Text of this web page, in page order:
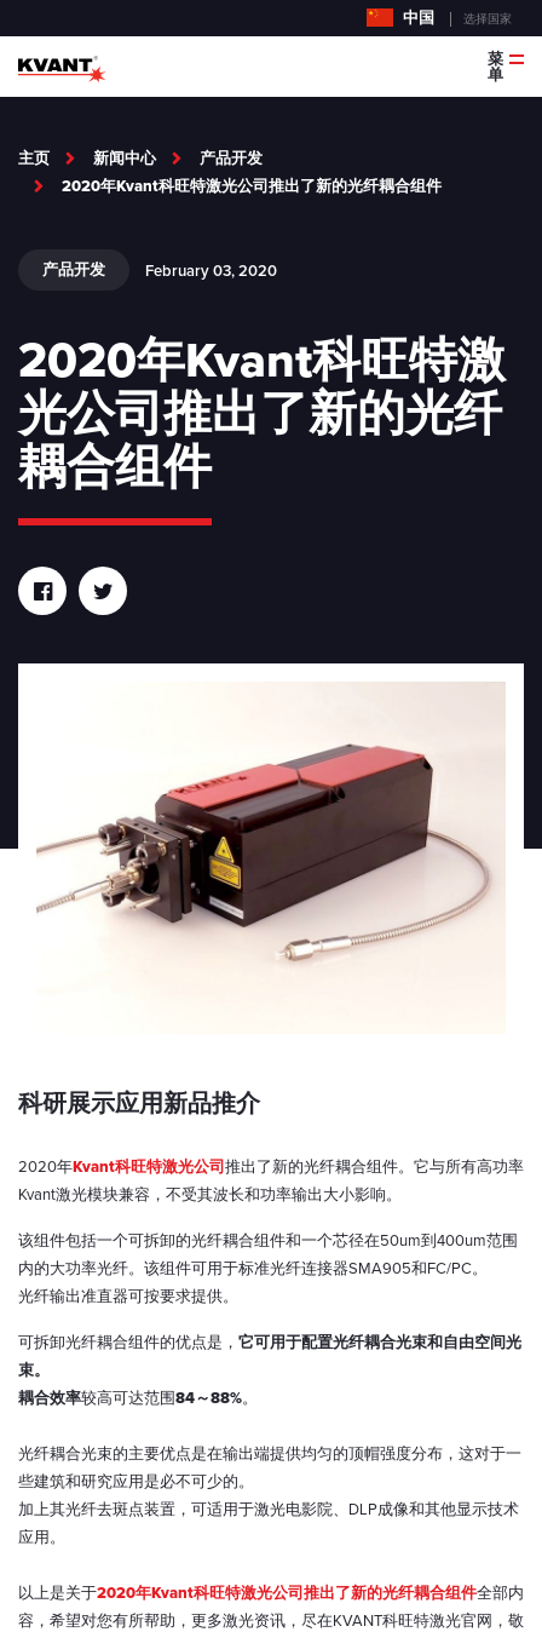
中国 选择国家
菜
单
主页 新闻中心
产品开发
2020年Kvant科旺特激光公司推出了新的光纤耦合组件
产品开发 February 03, 2020
2020年Kvant科旺特激
光公司推出了新的光纤
耦合组件
科研展示应用新品推介
2020年Kvant科旺特激光公司推出了新的光纤耦合组件。它与所有高功率
Kvant激光模块兼容，不受其波长和功率输出大小影响。
该组件包括一个可拆卸的光纤耦合组件和一个芯径在50um到400um范围
内的大功率光纤。该组件可用于标准光纤连接器SMA905和FC/PC。
光纤输出准直器可按要求提供。
可拆卸光纤耦合组件的优点是， 它可用于配置光纤耦合光束和自由空间光
束。
耦合效率较高可达范围84～88%。
光纤耦合光束的主要优点是在输出端提供均匀的顶帽强度分布，这对于一
些建筑和研究应用是必不可少的。
加上其光纤去斑点装置，可适用于激光电影院、DLP成像和其他显示技术
应用。
以上是关于2020年Kvant科旺特激光公司推出了新的光纤耦合组件全部内
容，希望对您有所帮助，更多激光资讯，尽在KVANT科旺特激光官网，敬